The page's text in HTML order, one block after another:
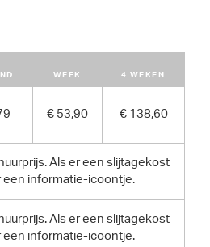
AFMETINGEN (L X BR X H):
383 cm x 140 cm x 230 cm
2400.00 kg
WEEK 4 WEKEN
€ 53,90 € 138,60
Als er een slijtagekost
een informatie-icoontje.
Als er een slijtagekost
een informatie-icoontje.